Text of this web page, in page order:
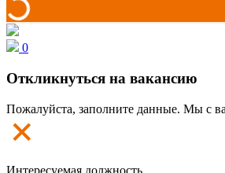
0
Откликнуться на вакансию
Пожалуйста, заполните данные. Мы с
Интересуемая должность